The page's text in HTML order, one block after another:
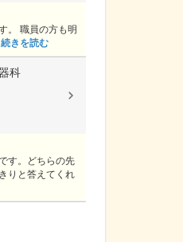
。 職員の方も明
続きを読む
科
す。どちらの先
りと答えてくれ